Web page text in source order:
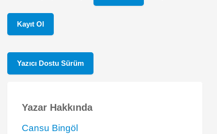
Kayıt Ol
Yazıcı Dostu Sürüm
Yazar Hakkında
Cansu Bingöl